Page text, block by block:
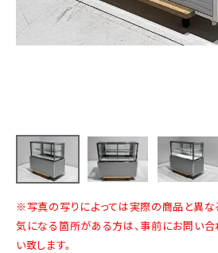
※写真の写りによっては実際の商品と異な
気になる箇所がある方は、事前にお問い合
い致します。